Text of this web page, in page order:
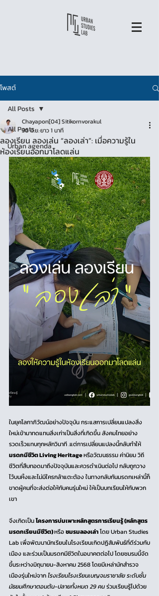
โพสต์
All Posts
Urban agenda
All Posts
ลองเรียน ลองเล่น “ลองเล่า”: เมื่อความรู้ใน
ห้องเรียนออกมาโลดแล่น
Chayapon[04] Sitikornvorakul
30 มิ.ย.ยาว 1 นาที
ในยุคโลกาภิวัฒน์อย่างปัจจุบัน กระแสการเปลี่ยนแปลงสิ่ง
ใหม่เข้ามาทดแทนสิ่งเก่าเป็นสิ่งที่เกิดขึ้น สังคมไทยอย่าง
รวดเร็วแทบทุกหลักวินาที .แต่การเปลี่ยนแปลงนี้กลับทำให้
มรดกมีชีวิต Living Heritage หรือวัฒนธรรม ค่านิยม วิถี
ชีวิตที่สืบทอดมาถึงปัจจุบันและควรดำเนินต่อไป กลับถูกวาง
ไว้บนหิ้งและไม่มีใครกล้าแตะต้อง ในทางกลับกันมรดกเหล่านี้ก็
ขาดผู้คนที่จะส่งต่อให้กับคนรุ่นใหม่ ให้เป็นบทเรียนให้กับพวก
เขา
จึงเกิดเป็น โครงการบ่มเพาะหลักสูตรการเรียนรู้ (หลักสูตร
มรดกเรียนมีชีวิต) หรือ ชมรมลองเล่า โดย Urban Studies
Lab เพื่อพัฒนานักเรียนในโรงเรียนเกิดปฏิสัมพันธ์ที่ดีร่วมกับ
เมือง และร่วมเป็นมรดกมีชีวิตในอนาคตต่อไป โดยชมรมนี้จัด
ขึ้นระหว่างมิถุนายน-สิงหาคม 2568 โดยมีเหล่านักสำรวจ
เมืองรุ่นใหม่จาก โรงเรียนโรงเรียนเบญจมราชาลัย ระดับชั้น
มัธยมศึกษาตอนต้น-ปลายทั้งหมด 29 คน ร่วมเรียนรู้ไปด้วย